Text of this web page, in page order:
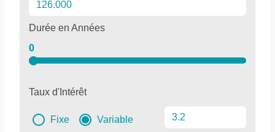
Durée en Années
0
Taux d'Intérêt
Fixe Variable